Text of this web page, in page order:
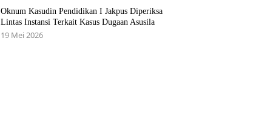
Oknum Kasudin Pendidikan I Jakpus Diperiksa
Lintas Instansi Terkait Kasus Dugaan Asusila
19 Mei 2026